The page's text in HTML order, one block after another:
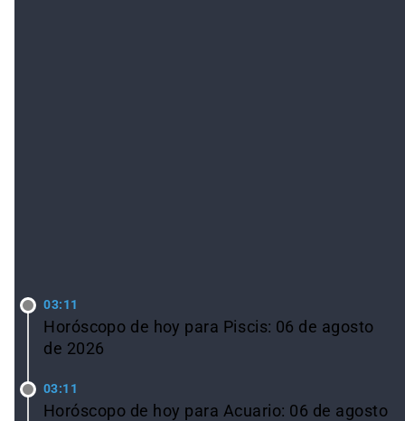
03:11
Horóscopo de hoy para Piscis: 06 de agosto
de 2026
03:11
Horóscopo de hoy para Acuario: 06 de agosto